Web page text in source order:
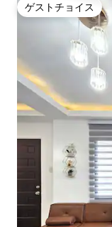
ゲストチョイス
ゲストチョイス